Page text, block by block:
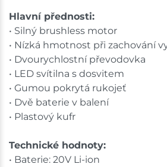
Hlavní přednosti:
• Silný brushless motor
• Nízká hmotnost při zachování
• Dvourychlostní převodovka
• LED svítilna s dosvitem
• Gumou pokrytá rukojeť
• Dvě baterie v balení
• Plastový kufr
Technické hodnoty:
• Baterie: 20V Li-ion